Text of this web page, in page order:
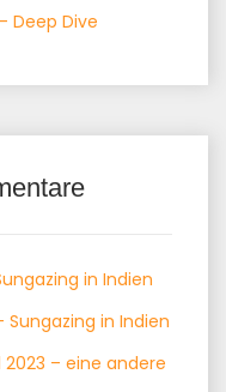
Deep Dive
in Indien
Sungazing in Indien
2023 – eine andere